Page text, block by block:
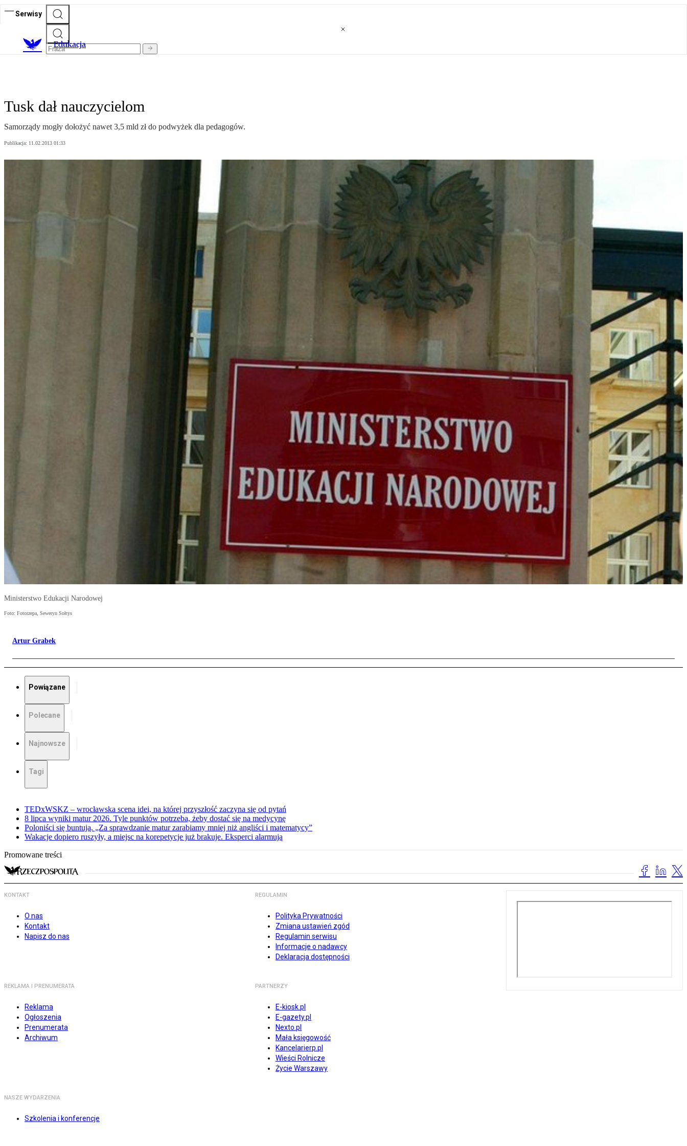
Serwisy
Edukacja
Tusk dał nauczycielom
Samorządy mogły dołożyć nawet 3,5 mld zł do podwyżek dla pedagogów.
Publikacja: 11.02.2013 01:33
Ministerstwo Edukacji Narodowej
Foto: Fotorzepa, Seweryn Sołtys
Artur Grabek
Powiązane
Polecane
Najnowsze
Tagi
TEDxWSKZ – wrocławska scena idei, na której przyszłość zaczyna się od pytań
8 lipca wyniki matur 2026. Tyle punktów potrzeba, żeby dostać się na medycynę
Poloniści się buntują. „Za sprawdzanie matur zarabiamy mniej niż angliści i matematycy”
Wakacje dopiero ruszyły, a miejsc na korepetycje już brakuje. Eksperci alarmują
Promowane treści
KONTAKT
O nas
Kontakt
Napisz do nas
REGULAMIN
Polityka Prywatności
Zmiana ustawień zgód
Regulamin serwisu
Informacje o nadawcy
Deklaracja dostępności
REKLAMA I PRENUMERATA
Reklama
Ogłoszenia
Prenumerata
Archiwum
PARTNERZY
E-kiosk.pl
E-gazety.pl
Nexto.pl
Mała księgowość
Kancelarierp.pl
Wieści Rolnicze
Życie Warszawy
NASZE WYDARZENIA
Szkolenia i konferencje